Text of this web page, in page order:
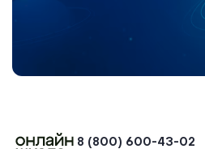
8 (800) 600-43-02